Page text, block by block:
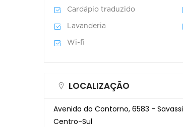
Cardápio traduzido
Lavanderia
Wi-fi
LOCALIZAÇÃO
Avenida do Contorno, 6583 - Savassi
Centro-Sul